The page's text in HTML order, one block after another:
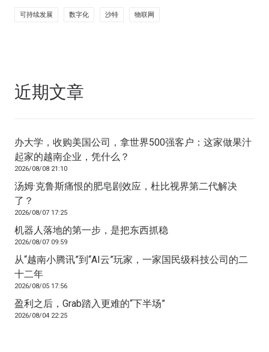
可持续发展 数字化 沙特 物联网
近期文章
办大学，收购美国公司，拿世界500强客户：这家做果汁
起家的越南企业，凭什么？
2026/08/08 21:10
汤姆·克鲁斯痛恨的肥皂剧效应，杜比视界第二代解决
了？
2026/08/07 17:25
机器人落地的第一步，是把东西抓稳
2026/08/07 09:59
从“越南小腾讯”到“AI云”玩家，一家国民级科技公司的二
十二年
2026/08/05 17:56
盈利之后，Grab踏入更难的“下半场”
2026/08/04 22:25